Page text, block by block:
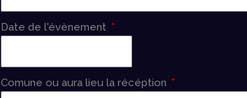
Date de l'évènement
Comune ou aura lieu la récéption